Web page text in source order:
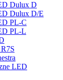
Dulux D
Dulux D/E
PL-C
PL-L
LED